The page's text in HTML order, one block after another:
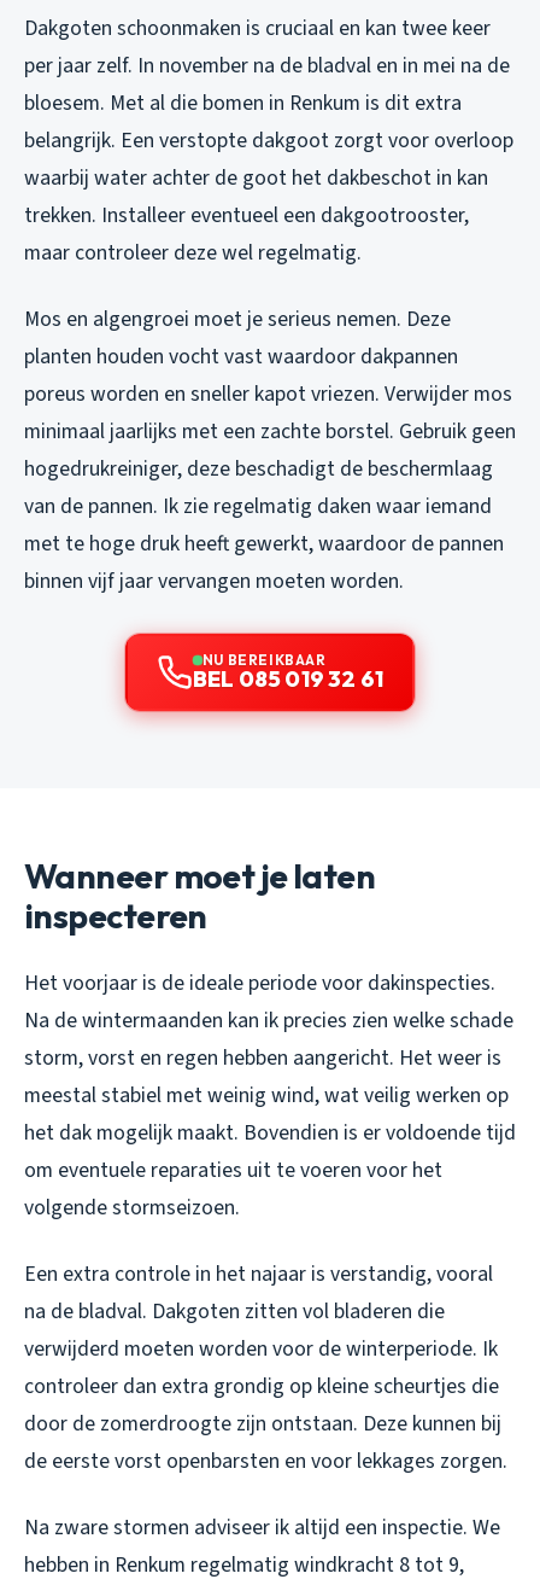
Dakgoten schoonmaken is cruciaal en kan twee keer
per jaar zelf. In november na de bladval en in mei na de
bloesem. Met al die bomen in Renkum is dit extra
belangrijk. Een verstopte dakgoot zorgt voor overloop
waarbij water achter de goot het dakbeschot in kan
trekken. Installeer eventueel een dakgootrooster,
maar controleer deze wel regelmatig.
Mos en algengroei moet je serieus nemen. Deze
planten houden vocht vast waardoor dakpannen
poreus worden en sneller kapot vriezen. Verwijder mos
minimaal jaarlijks met een zachte borstel. Gebruik geen
hogedrukreiniger, deze beschadigt de beschermlaag
van de pannen. Ik zie regelmatig daken waar iemand
met te hoge druk heeft gewerkt, waardoor de pannen
binnen vijf jaar vervangen moeten worden.
NU BEREIKBAAR
BEL 085 019 32 61
Wanneer moet je laten
inspecteren
Het voorjaar is de ideale periode voor dakinspecties.
Na de wintermaanden kan ik precies zien welke schade
storm, vorst en regen hebben aangericht. Het weer is
meestal stabiel met weinig wind, wat veilig werken op
het dak mogelijk maakt. Bovendien is er voldoende tijd
om eventuele reparaties uit te voeren voor het
volgende stormseizoen.
Een extra controle in het najaar is verstandig, vooral
na de bladval. Dakgoten zitten vol bladeren die
verwijderd moeten worden voor de winterperiode. Ik
controleer dan extra grondig op kleine scheurtjes die
door de zomerdroogte zijn ontstaan. Deze kunnen bij
de eerste vorst openbarsten en voor lekkages zorgen.
Na zware stormen adviseer ik altijd een inspectie. We
hebben in Renkum regelmatig windkracht 8 tot 9,